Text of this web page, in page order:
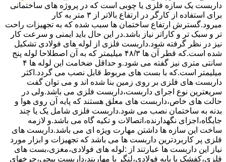
داربست یک سازه فلزی یا چوبی است که در پروژه های ساختمانی
برای استفاده از کارگر در ارتفاع بالاتر از ۳ متر به کار
میرود.گسترش ارتفاع ساختمان ها سبب شده که به تجهیزات راحت
تر و سبک تر و کاراتر نیاز باشد.در این حال باید ایمنی و سرعت کار
نیز در نظر گرفته شود.داربست فلزی از لوله های فولادی تشکیل
شده است.که قطر آن ها ۴۸/۳ میلیمتر که به آن اصطلاحا لوله پنج
سانتی متری نیز گفته می شود.و حداقل ضخامت این لوله ها ۴
میلیمتر است.که با بست های مربوط قابل نصب می گردد.اکثر
داربست های فلزی بر روی زمین بنا شده اند و می توان گفت
سریعترین نوع اجرای داربست،داربست فلزی می باشد.ولی در
حالت های خاص،داربست های معلق هستند که پایه آن روی هوا و
بدنه به ساختمان نصب می شود.داربست فلزی شامل یک یا چند
جایگاه،اجزای نگهدارنده،اتصالات و تکیه گاه می باشد.و لازمه
ساخت این سازه ها داشتن مهارت ویژه ای می باشد.داربست های
فلزی پر کاربردترین داربست ها می باشد که تجهیزات و ابزار مورد
نیاز این داربست ها عبارتند از :لوله های فولادی،مغزی،بست های
فلزی،کفشک یا پایه فولادی،لنگر یا مهاربند،داربست پیچی،چرخهای